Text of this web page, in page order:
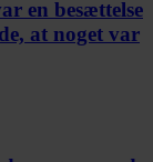
en besættelse
at noget var